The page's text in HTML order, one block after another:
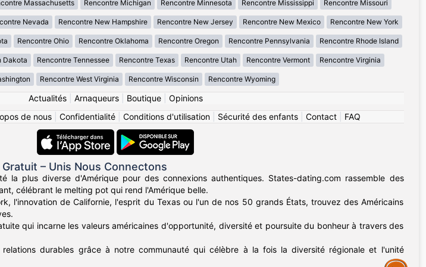
Massachusetts Rencontre Michigan Rencontre Minnesota Rencontre Mississippi Rencontre Missouri
Nevada Rencontre New Hampshire Rencontre New Jersey Rencontre New Mexico Rencontre New York
Rencontre Ohio Rencontre Oklahoma Rencontre Oregon Rencontre Pennsylvania Rencontre Rhode Island
Dakota Rencontre Tennessee Rencontre Texas Rencontre Utah Rencontre Vermont Rencontre Virginia
Rencontre West Virginia Rencontre Wisconsin Rencontre Wyoming
Actualités| Arnaqueurs| Boutique| Opinions
de nous| Confidentialité| Conditions d'utilisation| Sécurité des enfants| Contact| FAQ
– Unis Nous Connectons
la plus diverse d'Amérique pour des connexions authentiques. States-dating.com rassemble des
célébrant le melting pot qui rend l'Amérique belle.
l'innovation de Californie, l'esprit du Texas ou l'un de nos 50 grands États, trouvez des Américains
qui incarne les valeurs américaines d'opportunité, diversité et poursuite du bonheur à travers des
relations durables grâce à notre communauté qui célèbre à la fois la diversité régionale et l'unité